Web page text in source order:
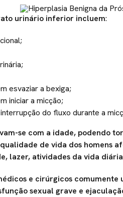
urinário inferior incluem:
esvaziar a bexiga;
iniciar a micção;
do fluxo durante a
se com a idade, podendo
de vida dos homens
lazer, atividades da vida
e cirúrgicos
sexual grave e